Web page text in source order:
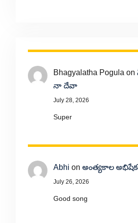
Bhagyalatha Pogula on
నా దేవా
July 28, 2026
Super
Abhi on అంత్యకాల
July 26, 2026
Good song